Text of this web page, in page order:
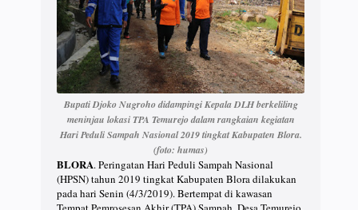
Bupati Djoko Nugroho didampingi Kepala DLH berkeliling
meninjau lokasi TPA Temurejo dalam rangkaian kegiatan
Hari Peduli Sampah Nasional 2019 tingkat Kabupaten Blora.
(foto: humas)
BLORA. Peringatan Hari Peduli Sampah Nasional
(HPSN) tahun 2019 tingkat Kabupaten Blora dilakukan
pada hari Senin (4/3/2019). Bertempat di kawasan